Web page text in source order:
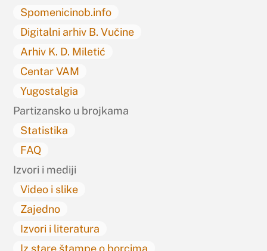
Spomenicinob.info
Digitalni arhiv B. Vučine
Arhiv K. D. Miletić
Centar VAM
Yugostalgia
Partizansko u brojkama
Statistika
FAQ
Izvori i mediji
Video i slike
Zajedno
Izvori i literatura
Iz stare štampe o borcima